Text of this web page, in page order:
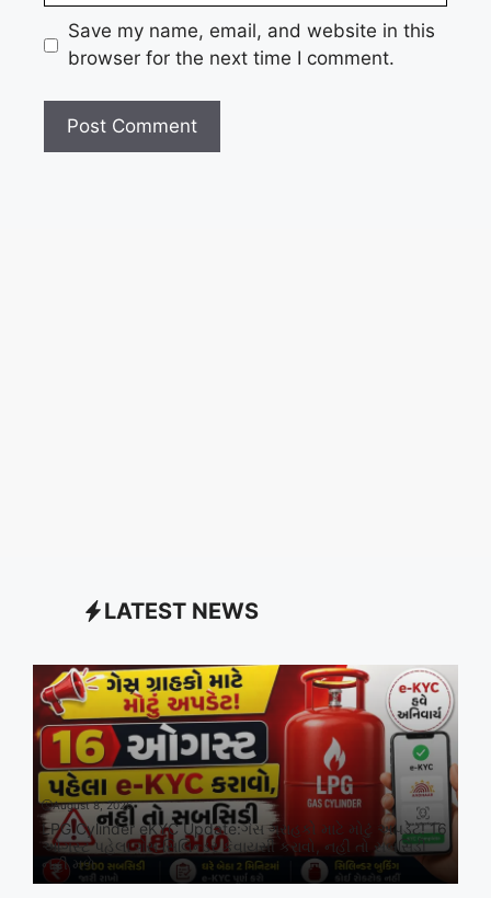
Save my name, email, and website in this
browser for the next time I comment.
LATEST NEWS
August 8, 2026
LPG Cylinder eKYC Update:ગેસ ગ્રાહકો માટે મોટું અપડેટ! 16
ઓગસ્ટ પહેલા ગેસ સિલિન્ડર કેવાયસી કરાવો, નહીં તો સબસિડી
નહીં મળે